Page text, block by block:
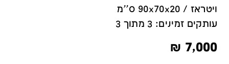
ויטראז / 90x70x20 ס''מ
עותקים זמינים: 3 מתוך 3
7,000
₪